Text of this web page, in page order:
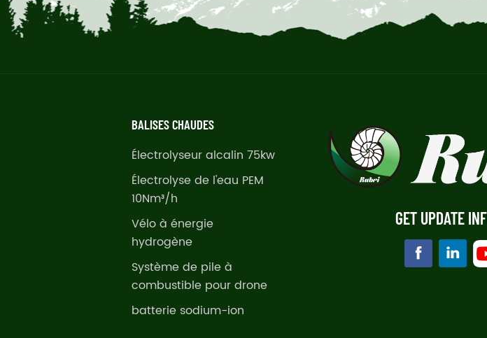
BALISES CHAUDES
Électrolyseur alcalin 75kw
Électrolyse de l'eau PEM
10Nm³/h
Vélo à énergie
hydrogène
Système de pile à
combustible pour drone
batterie sodium-ion
GET UPDATE